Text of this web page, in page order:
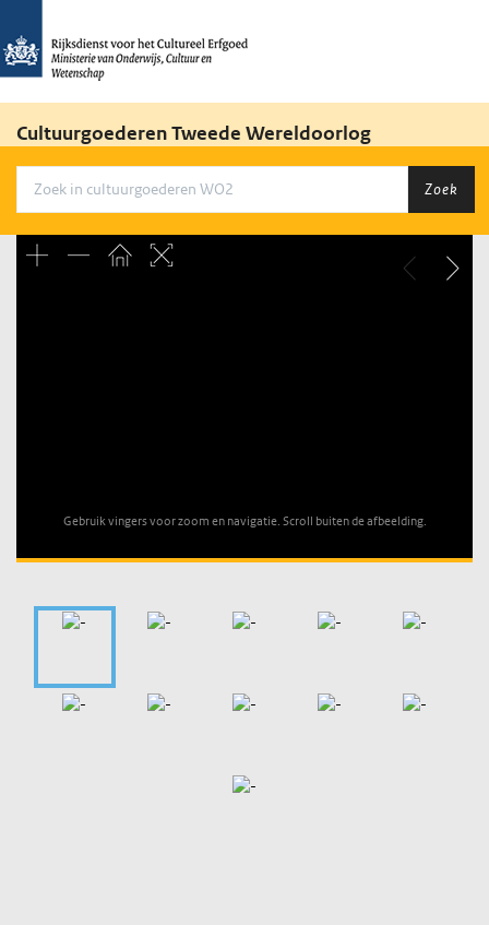
Cultuurgoederen Tweede Wereldoorlog
Zoek
Gebruik vingers voor zoom en navigatie. Scroll buiten de afbeelding.